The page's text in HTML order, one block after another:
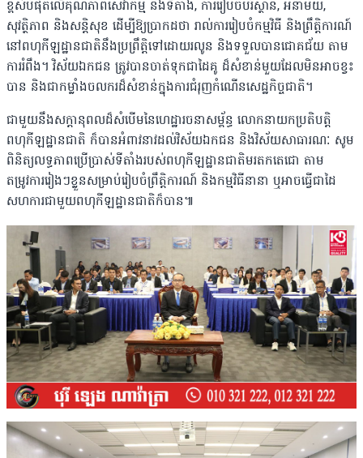
ខ្ពស់បំផុតលើគុណភាពសេវាកម្ម និងទីតាំង, ការរៀបចំបរិស្ថាន, អនាម័យ,
សុវត្ថិភាព និងសន្តិសុខ ដើម្បីឱ្យប្រាកដថា រាល់ការរៀបចំកម្មវិធី និងព្រឹត្ដិការណ៍
នៅពហុកីឡដ្ឋានជាតិនឹងប្រព្រឹត្ដិទៅដោយរលូន និងទទួលបានជោគជ័យ តាម
ការរំពឹង។ វិស័យឯកជន ត្រូវបានចាត់ទុកជាដៃគូ ដ៏សំខាន់មួយដែលមិនអាចខ្វះ
បាន និងជាកម្លាំងចលករដ៏សំខាន់ក្នុងការជំរុញកំណើនសេដ្ឋកិច្ចជាតិ។
ជាមួយនឹងសក្តានុពលដ៏សំបើមនៃហេដ្ឋារចនាសម័្ពន្ធ លោកនាយកប្រតិបត្តិ
ពហុកីឡដ្ឋានជាតិ ក៏បានអំពាវនាវដល់វិស័យឯកជន និងវិស័យសាធារណៈ សូម
ពិនិត្យលទ្ធភាពប្រើប្រាស់ទីតាំងរបស់ពហុកីឡដ្ឋានជាតិមរតកតេជោ តាម
តម្រូវការរៀងៗខ្លួនសម្រាប់រៀបចំព្រឹត្តិការណ៍ និងកម្មវិធីនានា ឬអាចធ្វើជាដៃ
សហការជាមួយពហុកីឡដ្ឋានជាតិក៏បាន៕